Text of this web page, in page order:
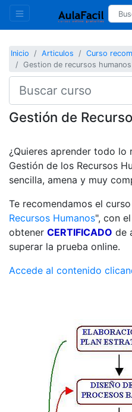
Inicio Articulos
Curso
Gestion de recursos humanos
Gestión de
¿Quieres aprender todo lo
Gestión de los Recursos
sencilla, amena y muy
Te recomendamos el
Recursos Humanos", con
obtener CERTIFICADO de
superar la prueba online.
Accede al contenido